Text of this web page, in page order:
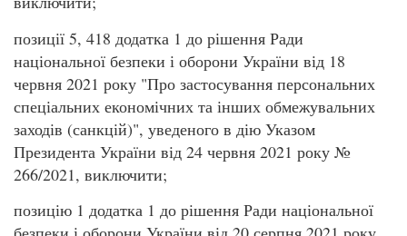
позиції 5, 418 додатка 1 до рішення Ради
національної безпеки і оборони України від 18
червня 2021 року "Про застосування персональних
спеціальних економічних та інших обмежувальних
заходів (санкцій)", уведеного в дію Указом
Президента України від 24 червня 2021 року №
266/2021, виключити;
позицію 1 додатка 1 до рішення Ради національної